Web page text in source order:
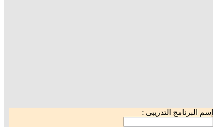
إسم البرنامج التدريبى :